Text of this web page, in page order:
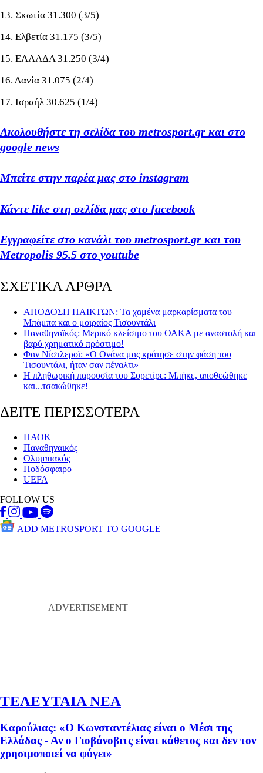
13. Σκωτία 31.300 (3/5)
14. Ελβετία 31.175 (3/5)
15. ΕΛΛΑΔΑ 31.250 (3/4)
16. Δανία 31.075 (2/4)
17. Ισραήλ 30.625 (1/4)
Ακολουθήστε τη σελίδα του metrosport.gr και στο
google news
Μπείτε στην παρέα μας στο instagram
Κάντε like στη σελίδα μας στο facebook
Εγγραφείτε στο κανάλι του metrosport.gr και του
Metropolis 95.5 στο youtube
ΣΧΕΤΙΚΑ ΑΡΘΡΑ
ΑΠΟΔΟΣΗ ΠΑΙΚΤΩΝ: Τα χαμένα μαρκαρίσματα του
Μπάμπα και ο μοιραίος Τισουντάλι
Παναθηναϊκός: Μερικό κλείσιμο του ΟΑΚΑ με αναστολή και
βαρύ χρηματικό πρόστιμο!
Φαν Νίστλεροϊ: «Ο Ονάνα μας κράτησε στην φάση του
Τισουντάλι, ήταν σαν πέναλτι»
Η πληθωρική παρουσία του Σορετίρε: Μπήκε, αποθεώθηκε
και...τσακώθηκε!
ΔΕΙΤΕ ΠΕΡΙΣΣΟΤΕΡΑ
ΠΑΟΚ
Παναθηναικός
Ολυμπιακός
Ποδόσφαιρο
UEFA
FOLLOW US
ADD METROSPORT TO GOOGLE
ΤΕΛΕΥΤΑΙΑ ΝΕΑ
Καρούλιας: «Ο Κωνσταντέλιας είναι ο Μέσι της
Ελλάδας - Αν ο Γιοβάνοβιτς είναι κάθετος και δεν τον
χρησιμοποιεί να φύγει»